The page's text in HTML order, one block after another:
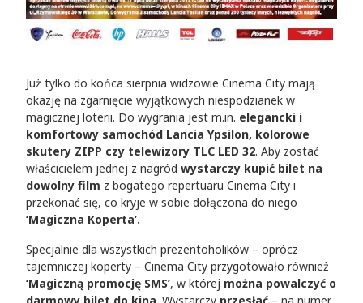
Już tylko do końca sierpnia widzowie Cinema City mają
okazję na zgarnięcie wyjątkowych niespodzianek w
magicznej loterii. Do wygrania jest m.in. elegancki i
komfortowy samochód Lancia Ypsilon, kolorowe
skutery ZIPP czy telewizory TLC LED 32. Aby zostać
właścicielem jednej z nagród wystarczy kupić bilet na
dowolny film z bogatego repertuaru Cinema City i
przekonać się, co kryje w sobie dołączona do niego
‘Magiczna Koperta’.
Specjalnie dla wszystkich prezentoholików – oprócz
tajemniczej koperty – Cinema City przygotowało również
‘Magiczną promocję SMS’, w której można powalczyć o